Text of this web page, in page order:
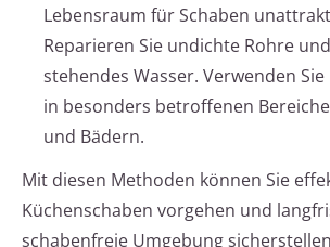
Lebensraum für Schaben
Reparieren Sie undichte Rohre
stehendes Wasser. Verwenden
in besonders betroffenen
und Bädern.
Mit diesen Methoden können Sie
Küchenschaben vorgehen und
schabenfreie Umgebung